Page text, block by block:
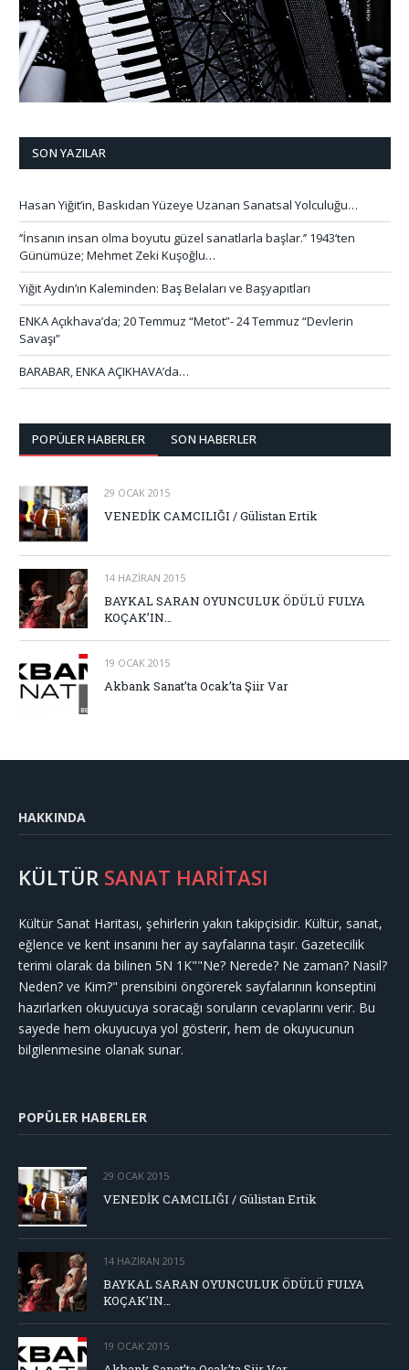
SON YAZILAR
Hasan Yiğit’in, Baskıdan Yüzeye Uzanan Sanatsal Yolculuğu…
‘’İnsanın insan olma boyutu güzel sanatlarla başlar.’’ 1943’ten
Günümüze; Mehmet Zeki Kuşoğlu…
Yiğit Aydın’ın Kaleminden: Baş Belaları ve Başyapıtları
ENKA Açıkhava’da; 20 Temmuz “Metot”- 24 Temmuz “Devlerin
Savaşı”
BARABAR, ENKA AÇIKHAVA’da…
POPÜLER HABERLER SON HABERLER
29 OCAK 2015
VENEDİK CAMCILIĞI / Gülistan Ertik
14 HAZIRAN 2015
BAYKAL SARAN OYUNCULUK ÖDÜLÜ FULYA
KOÇAK’IN…
19 OCAK 2015
Akbank Sanat’ta Ocak’ta Şiir Var
HAKKINDA
KÜLTÜR SANAT HARİTASI
Kültür Sanat Haritası, şehirlerin yakın takipçisidir. Kültür, sanat,
eğlence ve kent insanını her ay sayfalarına taşır. Gazetecilik
terimi olarak da bilinen 5N 1K""Ne? Nerede? Ne zaman? Nasıl?
Neden? ve Kim?" prensibini öngörerek sayfalarının konseptini
hazırlarken okuyucuya soracağı soruların cevaplarını verir. Bu
sayede hem okuyucuya yol gösterir, hem de okuyucunun
bilgilenmesine olanak sunar.
POPÜLER HABERLER
29 OCAK 2015
VENEDİK CAMCILIĞI / Gülistan Ertik
14 HAZIRAN 2015
BAYKAL SARAN OYUNCULUK ÖDÜLÜ FULYA
KOÇAK’IN…
19 OCAK 2015